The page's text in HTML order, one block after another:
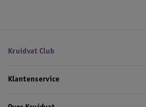
Kruidvat Club
Klantenservice